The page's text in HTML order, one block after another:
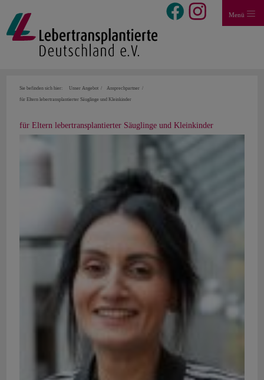
Menü
Sie befinden sich hier: Unser Angebot Ansprechpartner
für Eltern lebertransplantierter Säuglinge und Kleinkinder
für Eltern lebertransplantierter Säuglinge und Kleinkinder